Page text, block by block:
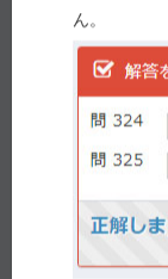
ん。
３ 治験が適正
治験依頼
行う。
４ 医師主導の
治験責任
５ 医療機関の
験依頼者
管理する。